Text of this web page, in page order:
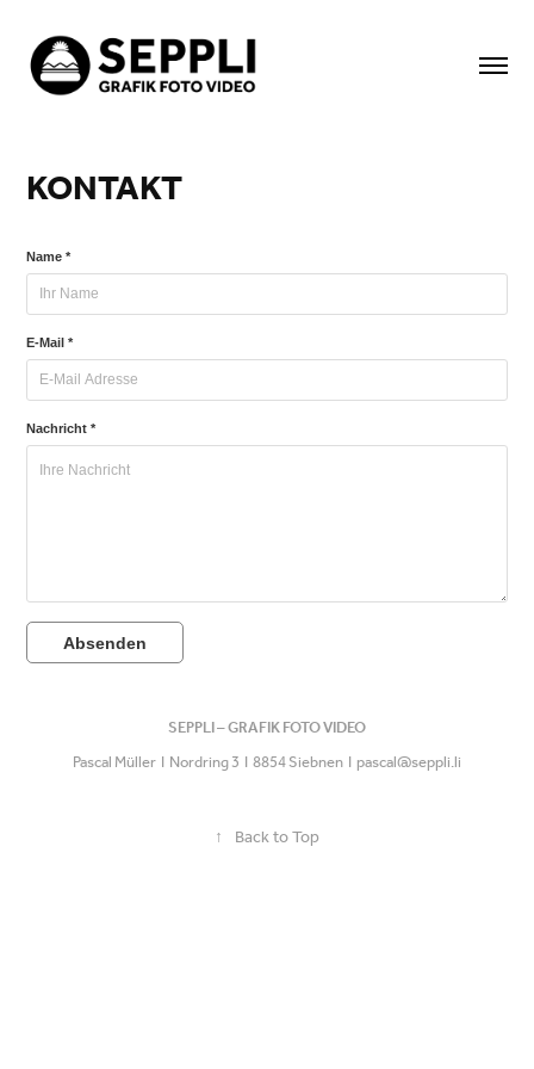
KONTAKT
Name *
E-Mail *
Nachricht *
Absenden
SEPPLI – GRAFIK FOTO VIDEO
Pascal Müller I Nordring 3 I 8854 Siebnen I pascal@seppli.li
↑ Back to Top